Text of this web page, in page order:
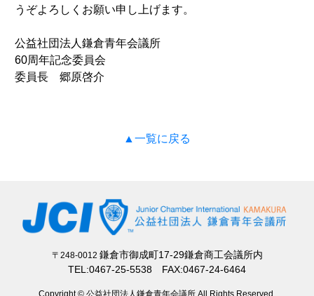
うぞよろしくお願い申し上げます。
公益社団法人鎌倉青年会議所
60周年記念委員会
委員長 郷原啓介
▲一覧に戻る
〒248-0012 鎌倉市御成町17-29鎌倉商工会議所内
TEL:0467-25-5538 FAX:0467-24-6464
Copyright © 公益社団法人鎌倉青年会議所 All Rights Reserved.